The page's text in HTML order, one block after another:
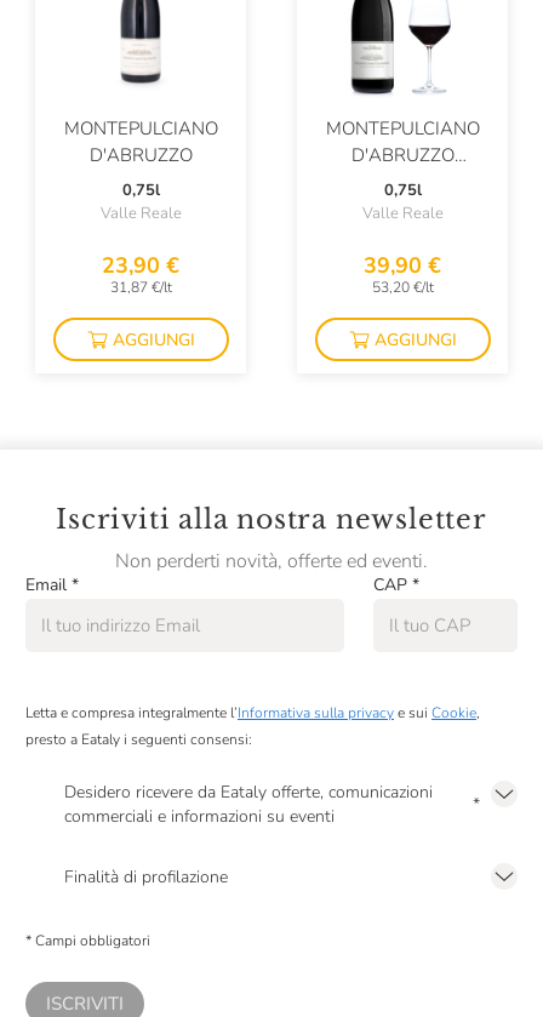
Cleto Chiarli
ColleMassari
Colombaio Di Cencio
Colterenzio
Contini
Cotar
Croci
Denis Montanar
Di Majo Norante
Donna Olimpia
Donnafugata
MONTEPULCIANO
D'ABRUZZO
0,75l
Valle Reale
23,90 €
31,87 €/lt
AGGIUNGI
MONTEPULCIANO
D'ABRUZZO
SANT'EUSANIO
0,75l
Valle Reale
39,90 €
53,20 €/lt
AGGIUNGI
Iscriviti alla nostra newsletter
Non perderti novità, offerte ed eventi.
Email * CAP *
Letta e compresa integralmente l’Informativa sulla privacye sui Cookie,
presto a Eataly i seguenti consensi:
Desidero ricevere da Eataly offerte, comunicazioni
commerciali e informazioni su eventi
*
Finalità di profilazione
comunicazioni commerciali personalizzate, in caso di consenso prestato ai
* Campi obbligatori
ISCRIVITI